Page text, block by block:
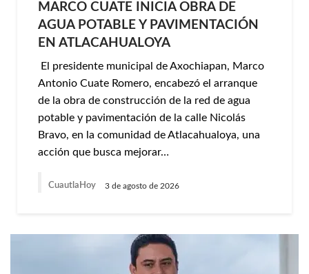
MARCO CUATE INICIA OBRA DE
AGUA POTABLE Y PAVIMENTACIÓN
EN ATLACAHUALOYA
El presidente municipal de Axochiapan, Marco
Antonio Cuate Romero, encabezó el arranque
de la obra de construcción de la red de agua
potable y pavimentación de la calle Nicolás
Bravo, en la comunidad de Atlacahualoya, una
acción que busca mejorar…
CuautlaHoy 3 de agosto de 2026